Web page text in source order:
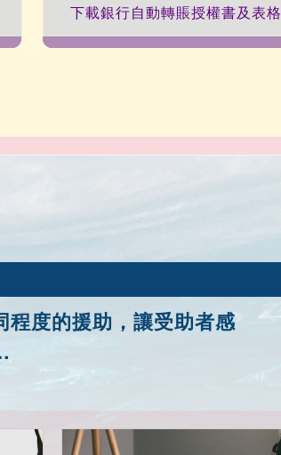
下載銀行自動轉賬授權書及表格
程度的援助，讓受助者感